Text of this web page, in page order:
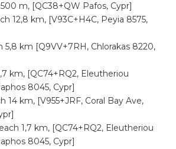
m, [QC38+QW Pafos, Cypr]
12,8 km, [V93C+H4C, Peyia 8575,
5,8 km [Q9VV+7RH, Chlorakas 8220,
km, [QC74+RQ2, Eleutheriou
8045, Cypr]
14 km, [V955+JRF, Coral Bay Ave,
1,7 km, [QC74+RQ2, Eleutheriou
8045, Cypr]